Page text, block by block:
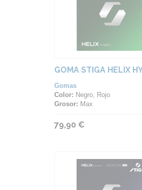
GOMA STIGA HELIX
Gomas
Color: Negro, Rojo
Grosor: Max
79,90 €